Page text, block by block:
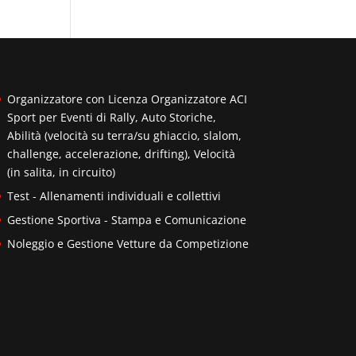
Organizzatore con Licenza Organizzatore ACI
Sport per Eventi di Rally, Auto Storiche,
Abilità (velocità su terra/su ghiaccio, slalom,
challenge, accelerazione, drifting), Velocità
(in salita, in circuito)
Test - Allenamenti individuali e collettivi
Gestione Sportiva - Stampa e Comunicazione
Noleggio e Gestione Vetture da Competizione